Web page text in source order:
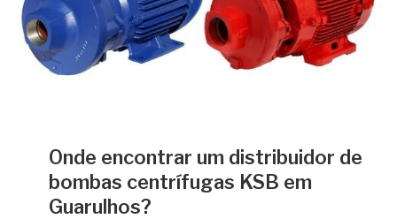
Onde encontrar um distribuidor de
bombas centrífugas KSB em
Guarulhos?